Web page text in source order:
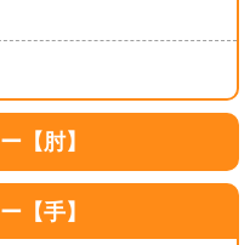
【肘】
【手】